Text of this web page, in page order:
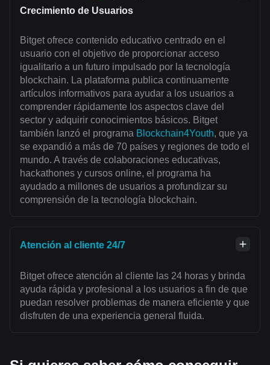
Crecimiento de Usuarios
Bitget ofrece contenido educativo centrado en el
usuario con el objetivo de proporcionar acceso
igualitario a un futuro impulsado por la tecnología
blockchain. La plataforma publica continuamente
artículos informativos para ayudar a los usuarios a
comprender rápidamente los aspectos clave del
sector y adquirir conocimientos básicos. Bitget
también lanzó el programa Blockchain4Youth, que ya
se expandió a más de 70 países y regiones de todo el
mundo. A través de colaboraciones educativas,
hackathones y cursos online, el programa ha
ayudado a millones de usuarios a profundizar su
comprensión de la tecnología blockchain.
Atención al cliente 24/7
Bitget ofrece atención al cliente las 24 horas y brinda
ayuda rápida y profesional a los usuarios a fin de que
puedan resolver problemas de manera eficiente y que
disfruten de una experiencia general fluida.